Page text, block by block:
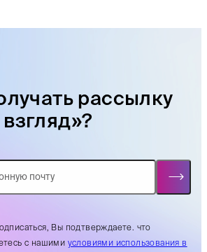
рассылку
Вы подтверждаете. что
с нашими условиями использования в